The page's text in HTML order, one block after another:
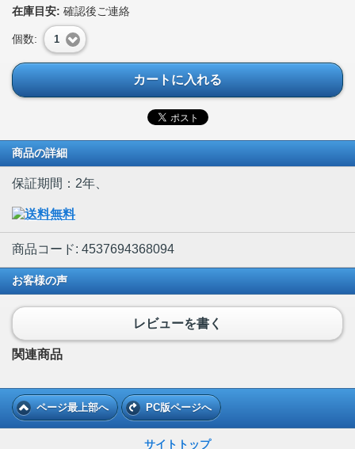
在庫目安: 確認後ご連絡
個数: 1
カートに入れる
商品の詳細
保証期間：2年、
商品コード: 4537694368094
お客様の声
レビューを書く
関連商品
ページ最上部へ PC版ページへ
サイトトップ